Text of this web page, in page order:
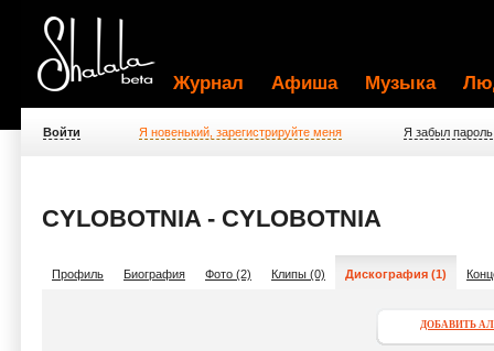
Журнал Афиша Музыка
Войти Я новенький, зарегистрируйте меня Я забыл пароль
CYLOBOTNIA - CYLOBOTNIA
Профиль Биография Фото (2) Клипы (0) Дискография (1)
ДОБАВИТЬ